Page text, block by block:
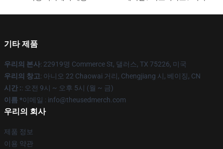
기타 제품
우리의 본사: 22919명 Commerce St, 댈러스, TX 75226, 미국
우리의 창고: 아니오 22 Chaowai 거리, Chengjiang 시, 베이징, CN
시간 :: 오전 9시 ~ 오후 5시 (월 ~ 금)
이름 *이메일 : info@theusedmerch.com
우리의 회사
제품 정보
이용 약관